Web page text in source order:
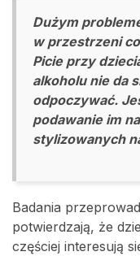
Dużym
w przestrzeni
Picie przy
alkoholu nie da
odpoczywać.
podawanie im
stylizowanych
Badania
potwierdzają, że
częściej interesują